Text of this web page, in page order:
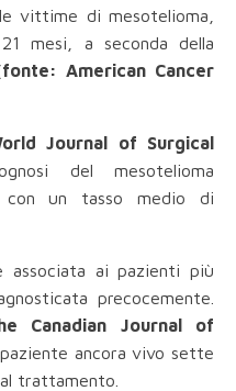
vittime di mesotelioma,
mesi, a seconda della
fonte: American Cancer
Journal of Surgical
del mesotelioma
con un tasso medio di
associata ai pazienti più
precocemente.
Canadian Journal of
ancora vivo sette
trattamento.